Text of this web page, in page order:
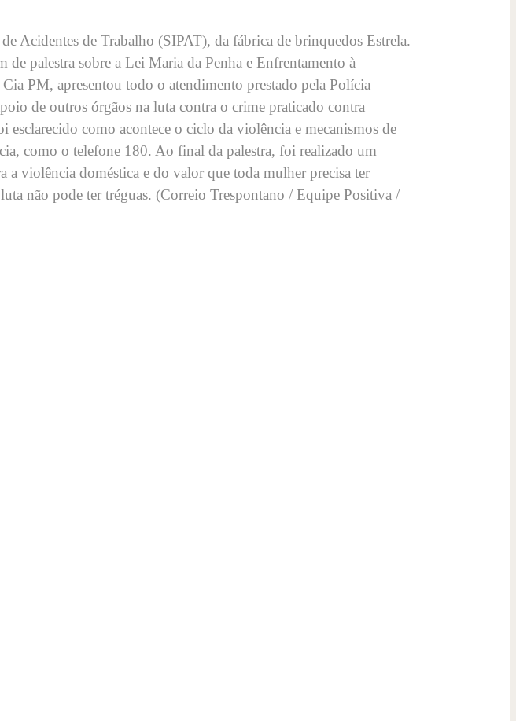
Acidentes de Trabalho (SIPAT), da fábrica de brinquedos Estrela.
palestra sobre a Lei Maria da Penha e Enfrentamento à
PM, apresentou todo o atendimento prestado pela Polícia
de outros órgãos na luta contra o crime praticado contra
esclarecido como acontece o ciclo da violência e mecanismos de
como o telefone 180. Ao final da palestra, foi realizado um
violência doméstica e do valor que toda mulher precisa ter
não pode ter tréguas. (Correio Trespontano / Equipe Positiva /